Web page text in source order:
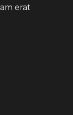
erat